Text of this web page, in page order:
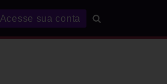
Acesse sua conta